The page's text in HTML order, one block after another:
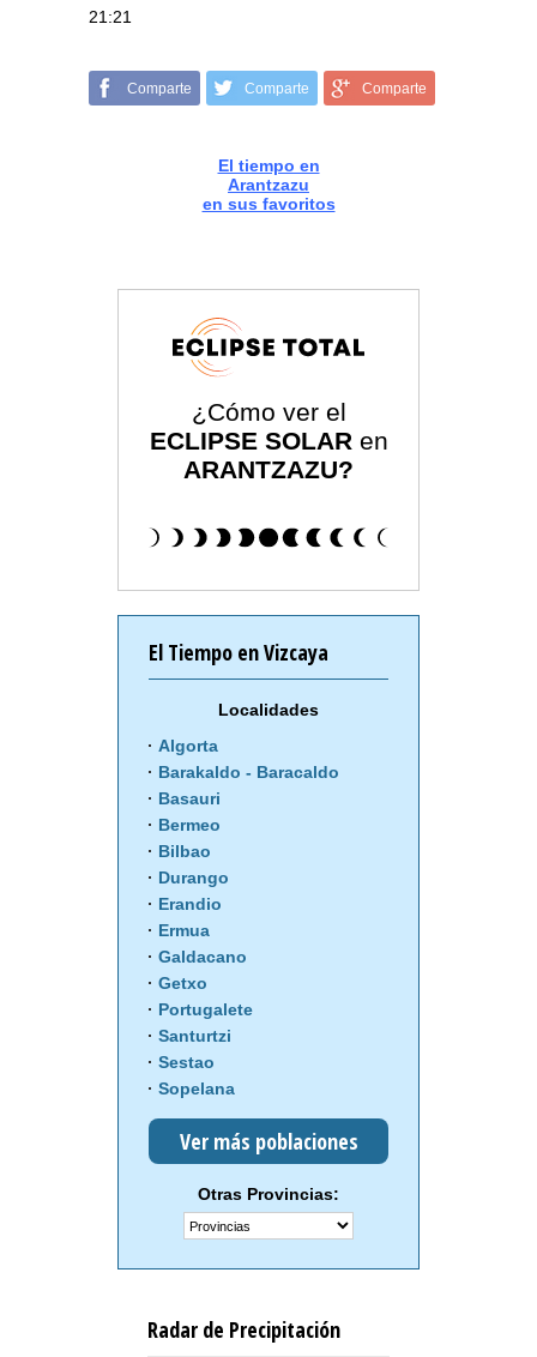
21:21
Comparte Comparte Comparte
El tiempo en
Arantzazu
en sus favoritos
¿Cómo ver el
ECLIPSE SOLAR en
ARANTZAZU?
El Tiempo en Vizcaya
Localidades
Algorta
Barakaldo - Baracaldo
Basauri
Bermeo
Bilbao
Durango
Erandio
Ermua
Galdacano
Getxo
Portugalete
Santurtzi
Sestao
Sopelana
Ver más poblaciones
Otras Provincias:
Radar de Precipitación